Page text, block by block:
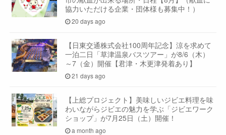
協力いただける企業・団体様も募集中！）
20 days ago
【日東交通株式会社100周年記念】涼を求めて
一泊二日「草津温泉バスツアー」が8/6（木）
～7（金）開催【君津・木更津発着あり】
21 days ago
【上総プロジェクト】美味しいジビエ料理を味
わいながらジビエの魅力を学ぶ「ジビエワーク
ショップ」が7月25日（土）開催！
a month ago